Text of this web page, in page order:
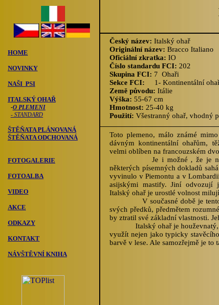
HOME
NOVINKY
NAŠI PSI
ITALSKÝ OHAŘ
-O PLEMENI
- STANDARD
ŠTĚŇATA PLÁNOVANÁ
ŠTĚŇATA ODCHOVANÁ
FOTOGALERIE
FOTOALBA
VIDEO
AKCE
ODKAZY
KONTAKT
NÁVŠTĚVNÍ KNIHA
Český název: Italský ohař
Originální název: Bracco Italiano
Oficiální zkratka: IO
Číslo standardu FCI: 202
Skupina FCI: 7 Ohaři
Sekce FCI:
1- Kontinentální
Země původu: Itálie
Výška: 55-67 cm
Hmotnost: 25-40 kg
Použití: Všestranný ohař, vhodný
Toto plemeno, málo známé
dávným kontinentální ohařům,
velmi oblíben na francouzském
Je i možné , že je
některých písemných dokladů
vyvinulo v Piemontu a v
asijskými mastify. Jiní odvozují
Italský ohař je urostlé volnost
V současné době je tento
svých předků, předmětem
by ztratil své základní vlastnosti.
Italský ohař je
využít nejen jako typicky
barvě v lese. Ale samozřejmě je to